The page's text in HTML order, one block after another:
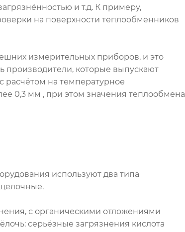
и т.д. К примеру,
на поверхности теплообменников
измерительных приборов, и это
производители, которые выпускают
расчётом на температурное
0,3 мм , при этом значения теплообмена
используют два типа
с органическими отложениями
серьёзные загрязнения кислота